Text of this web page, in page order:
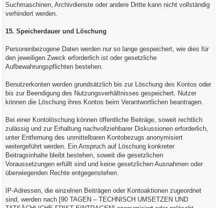
Suchmaschinen, Archivdienste oder andere Dritte kann nicht vollständig
verhindert werden.
15. Speicherdauer und Löschung
Personenbezogene Daten werden nur so lange gespeichert, wie dies für
den jeweiligen Zweck erforderlich ist oder gesetzliche
Aufbewahrungspflichten bestehen.
Benutzerkonten werden grundsätzlich bis zur Löschung des Kontos oder
bis zur Beendigung des Nutzungsverhältnisses gespeichert. Nutzer
können die Löschung ihres Kontos beim Verantwortlichen beantragen.
Bei einer Kontolöschung können öffentliche Beiträge, soweit rechtlich
zulässig und zur Erhaltung nachvollziehbarer Diskussionen erforderlich,
unter Entfernung des unmittelbaren Kontobezugs anonymisiert
weitergeführt werden. Ein Anspruch auf Löschung konkreter
Beitragsinhalte bleibt bestehen, soweit die gesetzlichen
Voraussetzungen erfüllt sind und keine gesetzlichen Ausnahmen oder
überwiegenden Rechte entgegenstehen.
IP-Adressen, die einzelnen Beiträgen oder Kontoaktionen zugeordnet
sind, werden nach [90 TAGEN – TECHNISCH UMSETZEN UND